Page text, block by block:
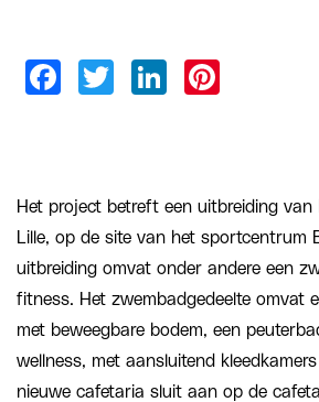
Het project betreft een uitbreiding
Lille, op de site van het sportcentrum
uitbreiding omvat onder andere een
fitness. Het zwembadgedeelte omvat
met beweegbare bodem, een
wellness, met aansluitend
nieuwe cafetaria sluit aan op de